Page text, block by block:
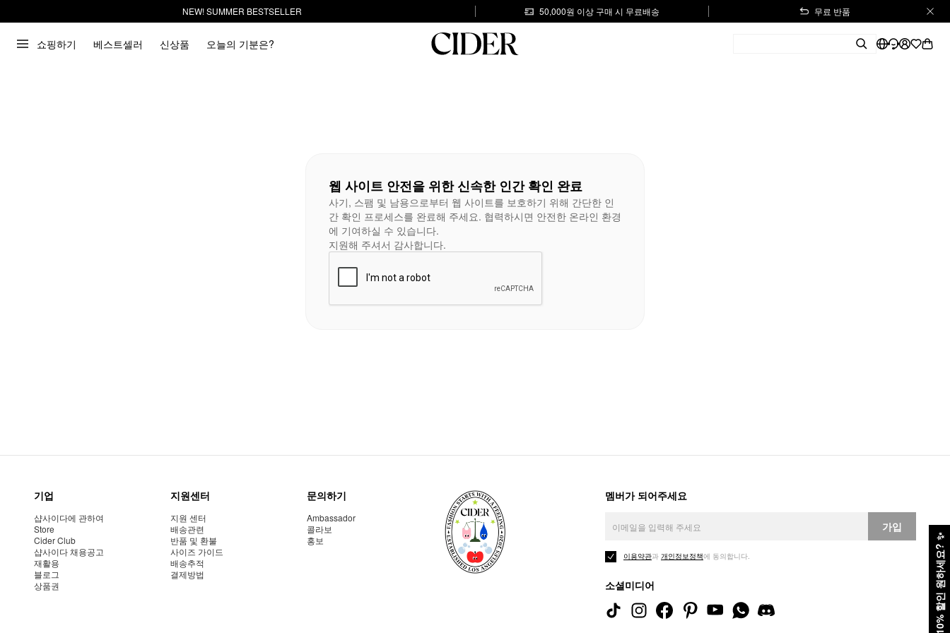
NEW! SUMMER BESTSELLER 50,000원 이상 구매 시 무료배송 무료 반품
쇼핑하기 베스트셀러 신상품 오늘의 기분은?
10% 할인 원하세요?
✨
웹 사이트 안전을 위한 신속한 인간 확인 완료
사기, 스팸 및 남용으로부터 웹 사이트를 보호하기 위해 간단한 인
간 확인 프로세스를 완료해 주세요. 협력하시면 안전한 온라인 환경
에 기여하실 수 있습니다.
지원해 주셔서 감사합니다.
기업
샵사이다에 관하여
Store
Cider Club
샵사이다 채용공고
재활용
블로그
상품권
지원센터
지원 센터
배송관련
반품 및 환불
사이즈 가이드
배송추적
결제방법
문의하기
Ambassador
콜라보
홍보
멤버가 되어주세요
가입
이용약관과 개인정보정책에 동의합니다.
소셜미디어